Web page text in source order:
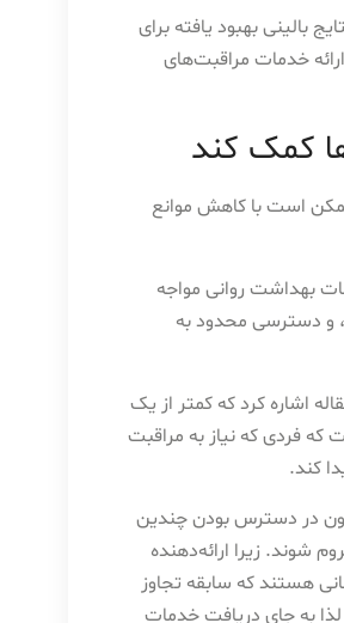
بالینی بهبود یافته برای
خدمات مراقبت‌های
کمک کند
است با کاهش موانع
بهداشت روانی مواجه
و دسترسی محدود به
مقاله اشاره کرد که کمتر از یک
معناست که فردی که نیاز به مراقبت
کند.
در دسترس بودن چندین
شوند. زیرا ارائه‌دهنده
هستند که سابقه تجاوز
به جای دریافت خدمات